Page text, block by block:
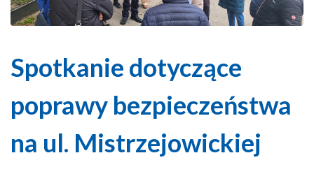
Spotkanie dotyczące
poprawy bezpieczeństwa
na ul. Mistrzejowickiej